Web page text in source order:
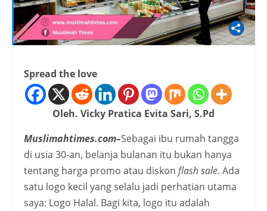
Spread the love
Oleh. Vicky Pratica Evita Sari, S.Pd
Muslimahtimes.com–Sebagai ibu rumah tangga
di usia 30-an, belanja bulanan itu bukan hanya
tentang harga promo atau diskon flash sale. Ada
satu logo kecil yang selalu jadi perhatian utama
saya: Logo Halal. Bagi kita, logo itu adalah